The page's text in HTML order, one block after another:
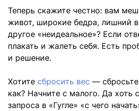
Теперь скажите честно: вам
живот, широкие бедра, лишний
другое «неидеальное»? Если
плакать и жалеть себя. Есть
и решение.
Хотите сбросить вес —
как? Начните с малого. Да хоть
запроса в «Гугле» «с чего